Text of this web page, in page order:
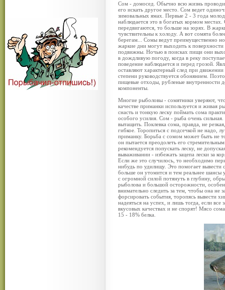
Сом - домосед. Обычно всю жизнь проводит
его искать другое место. Сом ведет
зимовальных ямах. Первые 2 - 3 года
наблюдается это в богатых кормом
передвигаются, то больше на зорях. В
чувствительны к холоду. А вот сомята
берегам... Сомы ведут преимущественно
жаркие дни могут выходить к
подвижны. Ночью в поисках пищи они
в дождливую погоду, когда в реку
поведение наблюдается и перед грозой.
оставляют характерный след при
степени руководствуется обонянием.
пищевые отходы, рубленые внутренности
компоненты.
Многие рыболовы - сомятники уверяют,
качестве приманки используется и живая
снасть и тонкую леску поймать сома
особого усилия. Сом - рыба очень
вытащить. Поклевка сома, правда, не
гибкое. Торопиться с подсечкой не надо,
приманку. Борьба с сомом может быть не
он пытается преодолеть его
рекомендуется попускать леску, не
вываживании - избежать зацепа лески за
Если же это случилось, то необходимо
нибудь по удилищу. Это помогает
больше он утомится и тем реальнее шансы
с огромной силой потянуть в глубину,
рыболова и большой осторожности,
внимательно следить за тем, чтобы она не
форсировать события, торопясь вывести
надеяться на успех, и лишь тогда, если
вкусовых качествах и не спорят! Мясо
15 - 18% белка.